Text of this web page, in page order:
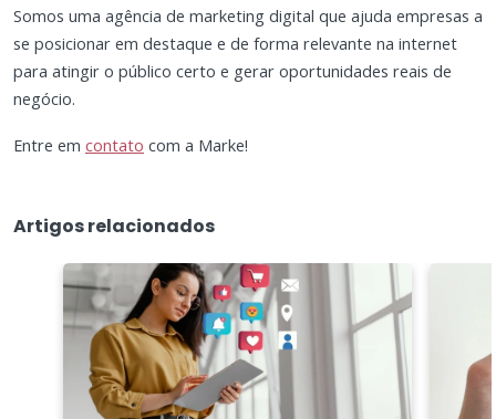
Somos uma agência de marketing digital que ajuda empresas a
se posicionar em destaque e de forma relevante na internet
para atingir o público certo e gerar oportunidades reais de
negócio.
Entre em contato com a Marke!
Artigos relacionados